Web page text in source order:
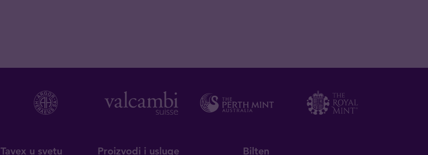
Tavex u svetu Proizvodi i usluge Bilten